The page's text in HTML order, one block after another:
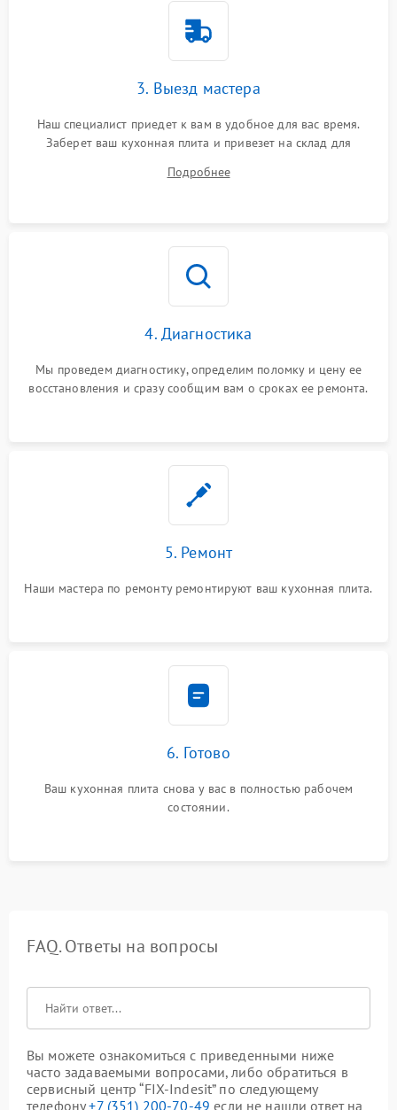
3. Выезд мастера
Наш специалист приедет к вам в удобное для вас время.
Заберет ваш кухонная плита и привезет на склад для
Подробнее
4. Диагностика
Мы проведем диагностику, определим поломку и цену ее
восстановления и сразу сообщим вам о сроках ее ремонта.
5. Ремонт
Наши мастера по ремонту ремонтируют ваш кухонная плита.
6. Готово
Ваш кухонная плита снова у вас в полностью рабочем
состоянии.
FAQ. Ответы на вопросы
Вы можете ознакомиться с приведенными ниже
часто задаваемыми вопросами, либо обратиться в
сервисный центр “FIX-Indesit” по следующему
телефону+7 (351) 200-70-49 если не нашли ответ на